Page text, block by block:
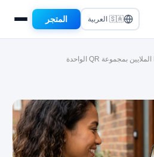
🇸🇦 العربية المتجر